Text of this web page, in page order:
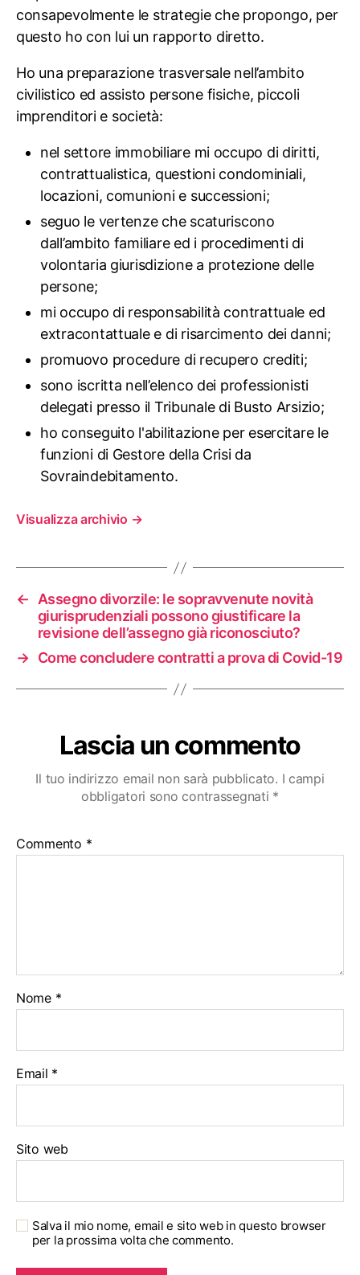
consapevolmente le strategie che propongo, per
questo ho con lui un rapporto diretto.
Ho una preparazione trasversale nell’ambito
civilistico ed assisto persone fisiche, piccoli
imprenditori e società:
nel settore immobiliare mi occupo di diritti,
contrattualistica, questioni condominiali,
locazioni, comunioni e successioni;
seguo le vertenze che scaturiscono
dall’ambito familiare ed i procedimenti di
volontaria giurisdizione a protezione delle
persone;
mi occupo di responsabilità contrattuale ed
extracontattuale e di risarcimento dei danni;
promuovo procedure di recupero crediti;
sono iscritta nell’elenco dei professionisti
delegati presso il Tribunale di Busto Arsizio;
ho conseguito l'abilitazione per esercitare le
funzioni di Gestore della Crisi da
Sovraindebitamento.
Visualizza archivio →
←
Assegno divorzile: le sopravvenute novità
giurisprudenziali possono giustificare la
revisione dell’assegno già riconosciuto?
→ Come concludere contratti a prova di Covid-19
Lascia un commento
Il tuo indirizzo email non sarà pubblicato. I campi
obbligatori sono contrassegnati *
Commento *
Nome *
Email *
Sito web
Salva il mio nome, email e sito web in questo browser
per la prossima volta che commento.